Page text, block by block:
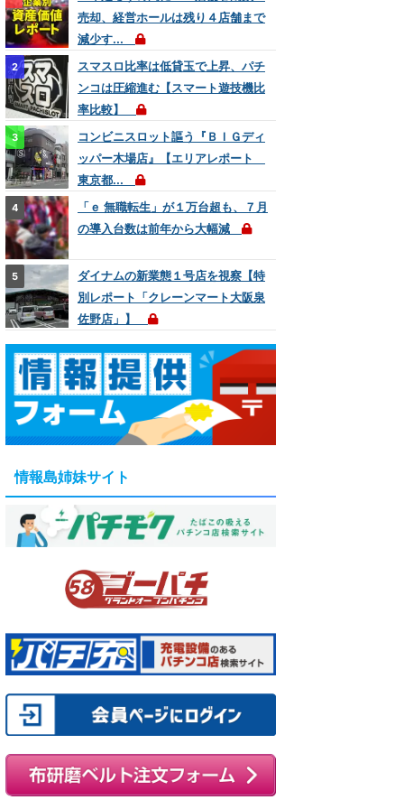
売却、経営ホールは残り４店舗まで
減少す...
スマスロ比率は低貸玉で上昇、パチ
ンコは圧縮進む【スマート遊技機比
率比較】
コンビニスロット謳う『ＢＩＧディ
ッパー木場店』【エリアレポート
東京都...
「ｅ 無職転生」が１万台超も、７月
の導入台数は前年から大幅減
ダイナムの新業態１号店を視察【特
別レポート「クレーンマート大阪泉
佐野店」】
情報島姉妹サイト